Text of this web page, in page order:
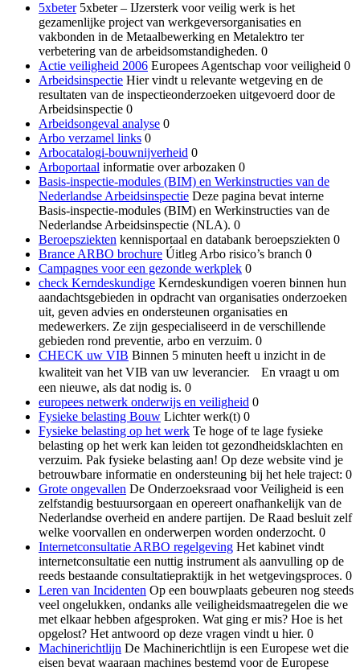
5xbeter5xbeter – IJzersterk voor veilig werk is het
gezamenlijke project van werkgeversorganisaties en
vakbonden in de Metaalbewerking en Metalektro ter
verbetering van de arbeidsomstandigheden. 0
Actie veiligheid 2006 Europees Agentschap voor veiligheid 0
Arbeidsinspectie Hier vindt u relevante wetgeving en de
resultaten van de inspectieonderzoeken uitgevoerd door de
Arbeidsinspectie 0
Arbeidsongeval analyse 0
Arbo verzamel links 0
Arbocatalogi-bouwnijverheid 0
Arboportaal informatie over arbozaken 0
Basis-inspectie-modules (BIM) en Werkinstructies van de
Nederlandse Arbeidsinspectie Deze pagina bevat interne
Basis-inspectie-modules (BIM) en Werkinstructies van de
Nederlandse Arbeidsinspectie (NLA). 0
Beroepsziekten kennisportaal en databank beroepsziekten 0
Brance ARBO brochure Úitleg Arbo risico’s branch 0
Campagnes voor een gezonde werkplek 0
check Kerndeskundige Kerndeskundigen voeren binnen hun
aandachtsgebieden in opdracht van organisaties onderzoeken
uit, geven advies en ondersteunen organisaties en
medewerkers. Ze zijn gespecialiseerd in de verschillende
gebieden rond preventie, arbo en verzuim. 0
CHECK uw VIB Binnen 5 minuten heeft u inzicht in de
kwaliteit van het VIB van uw leverancier. En vraagt u om
een nieuwe, als dat nodig is. 0
europees netwerk onderwijs en veiligheid 0
Fysieke belasting Bouw Lichter werk(t) 0
Fysieke belasting op het werk Te hoge of te lage fysieke
belasting op het werk kan leiden tot gezondheidsklachten en
verzuim. Pak fysieke belasting aan! Op deze website vind je
betrouwbare informatie en ondersteuning bij het hele traject: 0
Grote ongevallen De Onderzoeksraad voor Veiligheid is een
zelfstandig bestuursorgaan en opereert onafhankelijk van de
Nederlandse overheid en andere partijen. De Raad besluit zelf
welke voorvallen en onderwerpen worden onderzocht. 0
Internetconsultatie ARBO regelgeving Het kabinet vindt
internetconsultatie een nuttig instrument als aanvulling op de
reeds bestaande consultatiepraktijk in het wetgevingsproces. 0
Leren van Incidenten Op een bouwplaats gebeuren nog steeds
veel ongelukken, ondanks alle veiligheidsmaatregelen die we
met elkaar hebben afgesproken. Wat ging er mis? Hoe is het
opgelost? Het antwoord op deze vragen vindt u hier. 0
Machinerichtlijn De Machinerichtlijn is een Europese wet die
eisen bevat waaraan machines bestemd voor de Europese